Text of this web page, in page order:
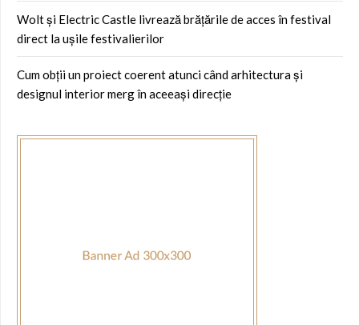
Wolt și Electric Castle livrează brățările de acces în festival
direct la ușile festivalierilor
Cum obții un proiect coerent atunci când arhitectura și
designul interior merg în aceeași direcție